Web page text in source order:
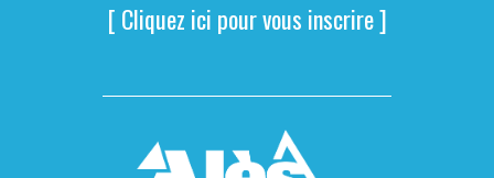
[ Cliquez ici pour vous inscrire ]